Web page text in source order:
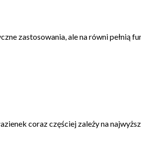
zastosowania, ale na równi pełnią
coraz częściej zależy na